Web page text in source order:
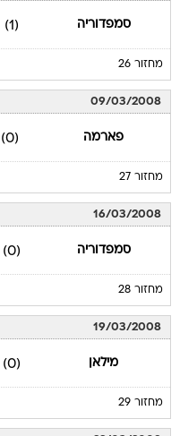
סמפדוריה (1)
מחזור 26
09/03/2008
פארמה (0)
מחזור 27
16/03/2008
סמפדוריה (0)
מחזור 28
19/03/2008
מילאן (0)
מחזור 29